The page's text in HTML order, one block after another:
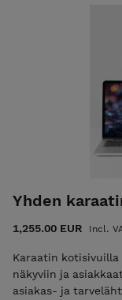
Yhden
1,255.00 EUR Incl.
Karaatin
näkyviin ja
asiakas- ja tarvelähtöinen: sivut